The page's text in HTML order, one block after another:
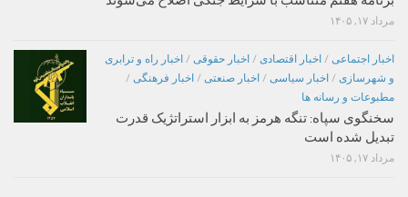
مرداد ۱۷, ۱۴۰۵
اخبار اجتماعی / اخبار اقتصادی / اخبار حقوقی / اخبار راه و ترابری
و شهرسازی / اخبار سیاسی / اخبار صنعتی / اخبار فرهنگی /
مطبوعات و رسانه ها
سخنگوی سپاه: تنگه هرمز به ابزار استراتژیک قدرت
تبدیل شده است
مرداد ۱۷, ۱۴۰۵